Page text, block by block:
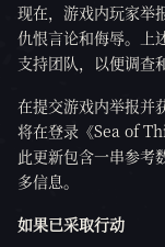
现在，游戏内玩家举
仇恨言论和侮辱。上
支持团队，以便调查
在提交游戏内举报并
将在登录《Sea of
此更新包含一串参考
多信息。
如果已采取行动